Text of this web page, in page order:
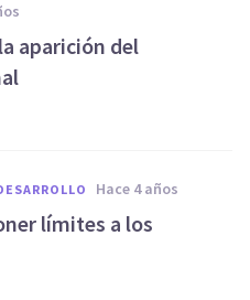
aparición del
hace 4 años
límites a los